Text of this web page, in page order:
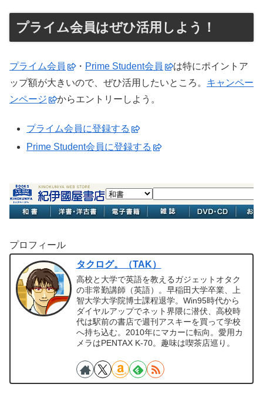
プライム会員はぜひ活用しよう！
プライム会員 ・ Prime Student会員
は特にポイントア
ップ額が大きいので、ぜひ活用したいところ。 キャンペー
ンページ
からエントリーしよう。
プライム会員に登録する
Prime Student会員に登録する
プロフィール
タクログ。（TAK）
高校と大学で英語を教えるガジェットオタク
の非常勤講師（英語）。早稲田大学卒業、上
智大学大学院博士課程退学。Win95時代から
ダイヤルアップでネット界隈に潜伏、高校時
代は駅前の書店で週刊アスキーを買って学校
へ持ち込む。2010年にマカーに転向。愛用カ
メラはPENTAX K-70。趣味は喫茶店巡り。